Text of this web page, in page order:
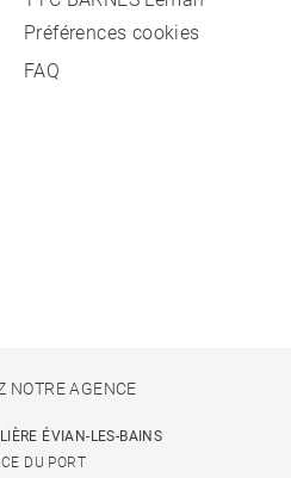
Préférences cookies
FAQ
NOTRE AGENCE
ÉVIAN-LES-BAINS
DU PORT